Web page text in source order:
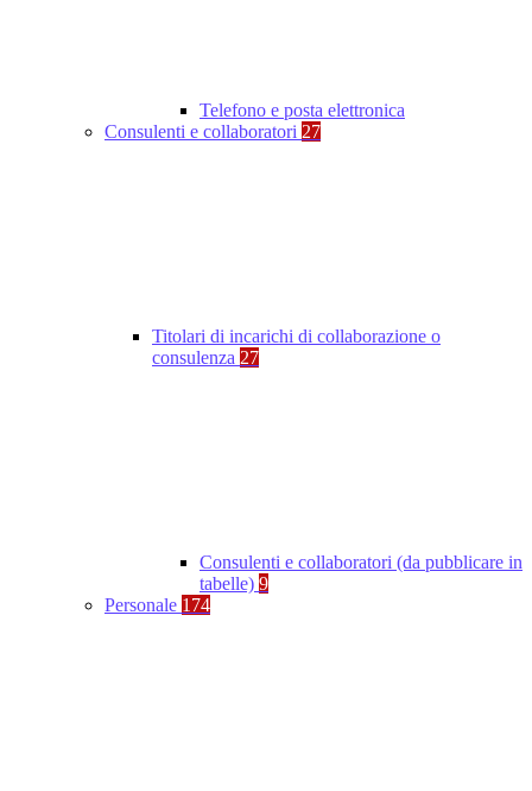
Telefono e posta elettronica
Consulenti e collaboratori 27
Titolari di incarichi di collaborazione o
consulenza 27
Consulenti e collaboratori (da pubblicare in
tabelle) 9
Personale 174